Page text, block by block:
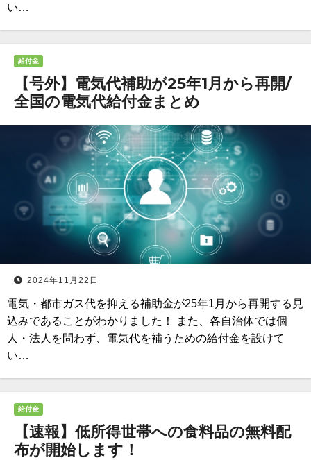
い…
給付金
【号外】電気代補助が25年1月から再開/
全国の電気代給付金まとめ
2024年11月22日
電気・都市ガス代を抑える補助金が25年1月から再開する見
込みであることがわかりました！ また、各自治体では個
人・法人を問わず、電気代を補うための給付金を設けて
い…
給付金
【速報】低所得世帯への食料品の無料配
布が開始します！